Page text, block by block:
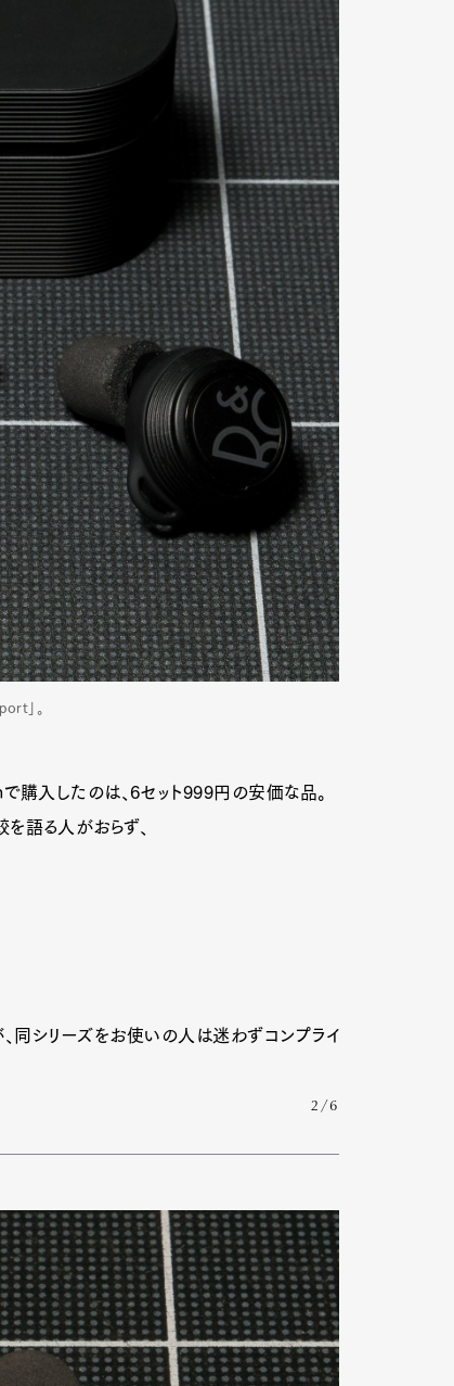
Official Columnist
Pen international Pen tw
」。
購入したのは、6セット999円の安価な品。
語る人がおらず、
同シリーズをお使いの人は迷わずコンプライ
2/6